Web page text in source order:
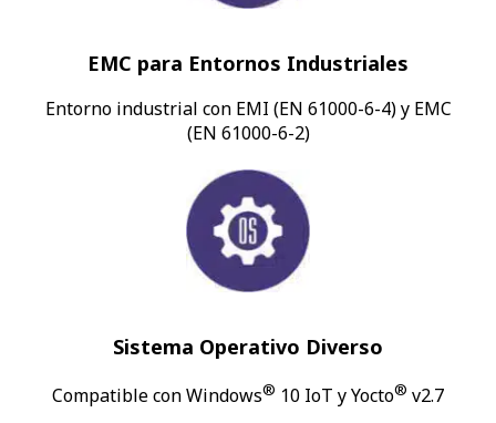
EMC para Entornos Industriales
Entorno industrial con EMI (EN 61000-6-4) y EMC
(EN 61000-6-2)
Sistema Operativo Diverso
Compatible con Windows® 10 IoT y Yocto® v2.7